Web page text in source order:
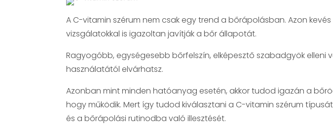
A C-vitamin szérum nem csak egy trend a bőrápolásban. Azon
vizsgálatokkal is igazoltan javítják a bőr állapotát.
Ragyogóbb, egységesebb bőrfelszín, elképesztő szabadgyök elleni
használatától elvárhatsz.
Azonban mint minden hatóanyag esetén, akkor tudod igazán a
hogy működik. Mert így tudod kiválasztani a C-vitamin szérum
és a bőrápolási rutinodba való illesztését.